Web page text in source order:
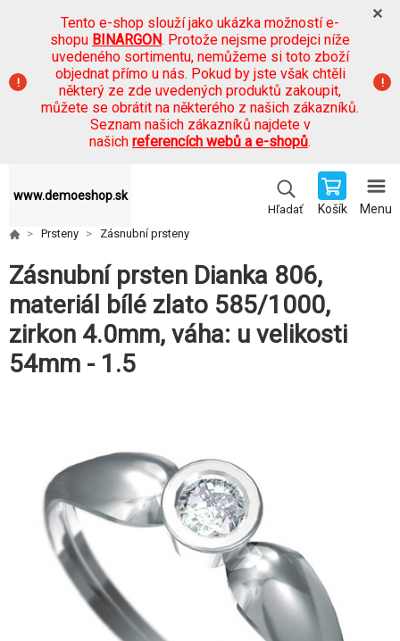
Tento e-shop slouží jako ukázka možností e-
shopu BINARGON. Protože nejsme prodejci níže
uvedeného sortimentu, nemůžeme si toto zboží
objednat přímo u nás. Pokud by jste však chtěli
některý ze zde uvedených produktů zakoupit,
můžete se obrátit na některého z našich zákazníků.
Seznam našich zákazníků najdete v
našich referencích webů a e-shopů.
www.demoeshop.sk
Hľadať Košík Menu
Prsteny Zásnubní prsteny
Zásnubní prsten Dianka 806,
materiál bílé zlato 585/1000,
zirkon 4.0mm, váha: u velikosti
54mm - 1.5